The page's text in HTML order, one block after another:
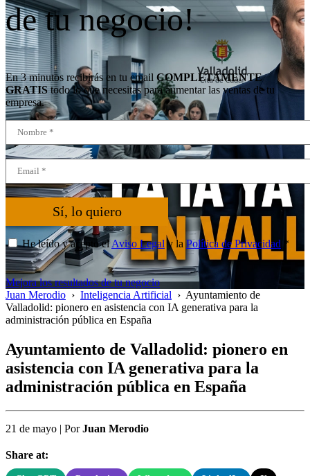
de tu negocio!
En 3 minutos recibirás en tu email COMPLETAMENTE
GRATIStodo lo que necesitas para aumentar las ventas de tu
empresa.
Sí, lo quiero
He leído y acepto elAviso Legal y la Política de Privacidad *
Mejora los resultados de tu negocio
Juan Merodio › Inteligencia Artificial › Ayuntamiento de
Valladolid: pionero en asistencia con IA generativa para la
administración pública en España
Ayuntamiento de Valladolid: pionero en
asistencia con IA generativa para la
administración pública en España
21 de mayo | PorJuan Merodio
Share at: